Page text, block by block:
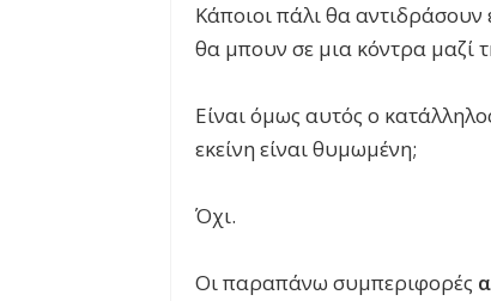
Κάποιοι πάλι θα
θα μπουν σε μια κόντρα μαζί
Είναι όμως αυτός ο
εκείνη είναι θυμωμένη;
Όχι.
Οι παραπάνω συμπεριφορές